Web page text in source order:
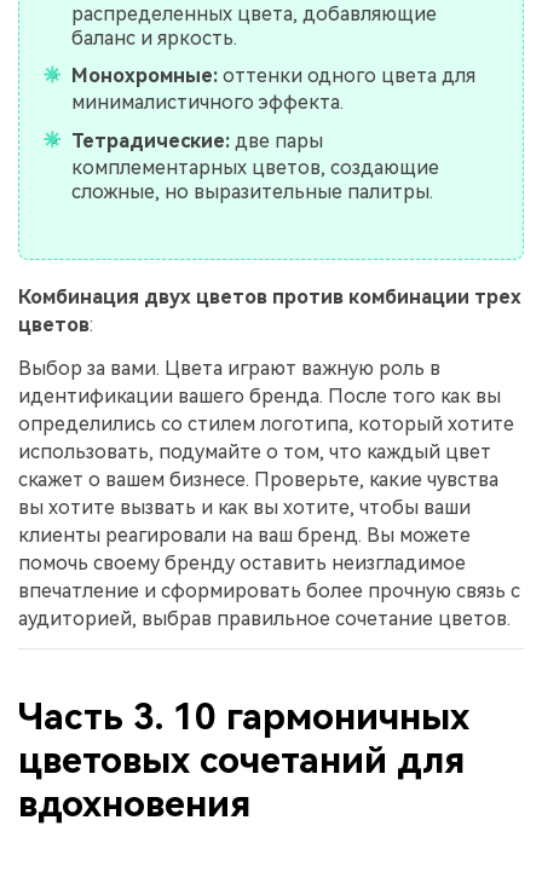
распределенных цвета, добавляющие
баланс и яркость.
Монохромные: оттенки одного цвета для
минималистичного эффекта.
Тетрадические: две пары
комплементарных цветов, создающие
сложные, но выразительные палитры.
Комбинация двух цветов против комбинации трех
цветов:
Выбор за вами. Цвета играют важную роль в
идентификации вашего бренда. После того как вы
определились со стилем логотипа, который хотите
использовать, подумайте о том, что каждый цвет
скажет о вашем бизнесе. Проверьте, какие чувства
вы хотите вызвать и как вы хотите, чтобы ваши
клиенты реагировали на ваш бренд. Вы можете
помочь своему бренду оставить неизгладимое
впечатление и сформировать более прочную связь с
аудиторией, выбрав правильное сочетание цветов.
Часть 3. 10 гармоничных
цветовых сочетаний для
вдохновения